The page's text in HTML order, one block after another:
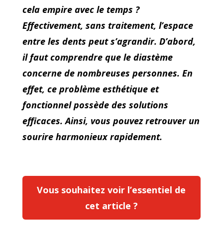
cela empire avec le temps ?
Effectivement, sans traitement, l’espace
entre les dents peut s’agrandir. D’abord,
il faut comprendre que le diastème
concerne de nombreuses personnes. En
effet, ce problème esthétique et
fonctionnel possède des solutions
efficaces. Ainsi, vous pouvez retrouver un
sourire harmonieux rapidement.
Vous souhaitez voir l’essentiel de
cet article ?